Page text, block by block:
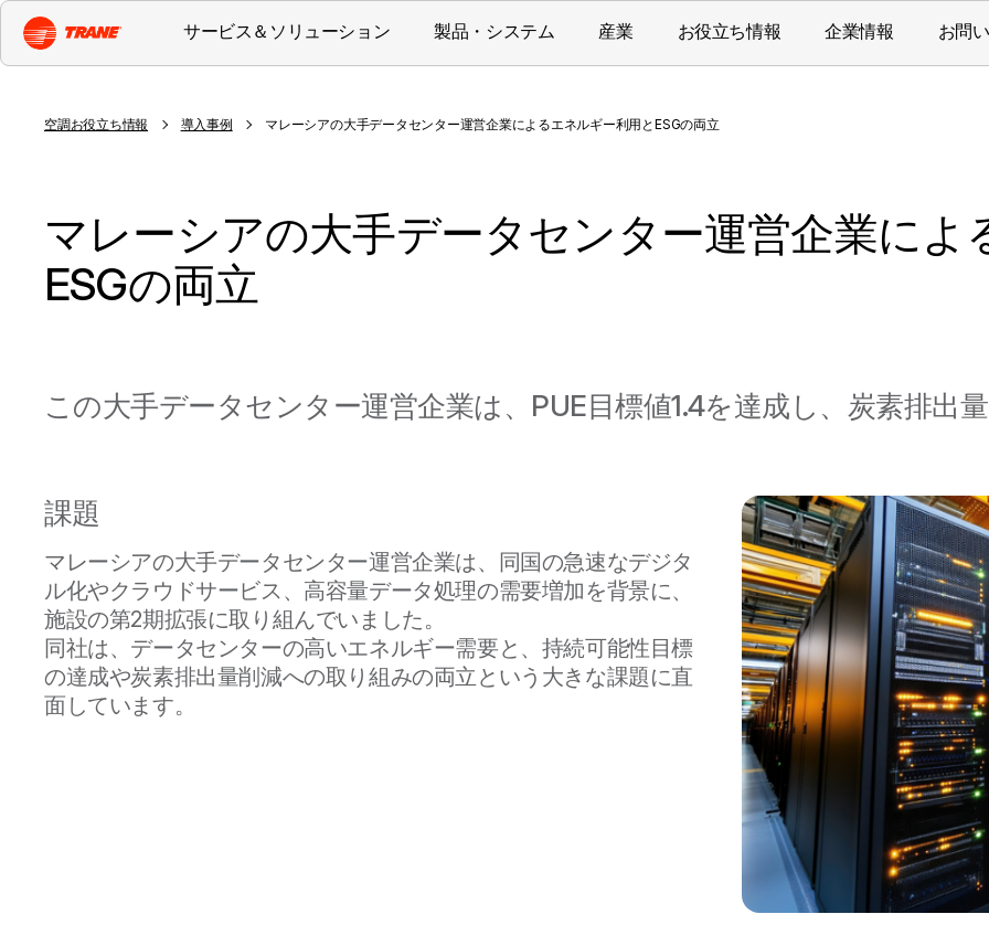
サービス＆ソリューション 製品・システム 産業 お役立ち情報 企業情報 お問
空調お役立ち情報 導入事例 マレーシアの大手データセンター運営企業によるエネルギー利用とESGの両立
マレーシアの大手データセンター運営企業によ
ESGの両立
この大手データセンター運営企業は、PUE目標値1.4を達成し、炭素排出
課題
マレーシアの大手データセンター運営企業は、同国の急速なデジタ
ル化やクラウドサービス、高容量データ処理の需要増加を背景に、
施設の第2期拡張に取り組んでいました。
同社は、データセンターの高いエネルギー需要と、持続可能性目標
の達成や炭素排出量削減への取り組みの両立という大きな課題に直
面しています。